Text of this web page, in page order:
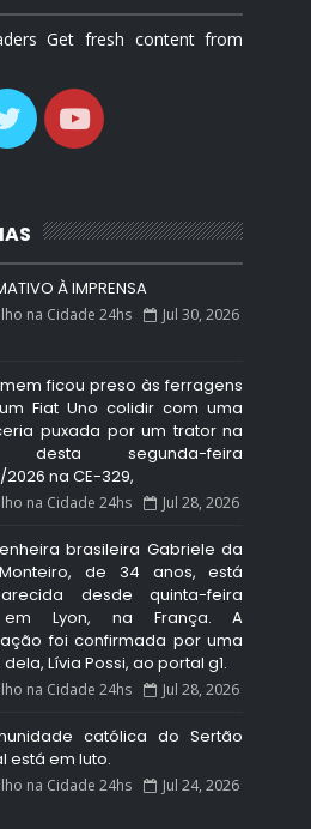
Get fresh content from
À IMPRENSA
na Cidade 24hs Jul 30, 2026
ficou preso às ferragens
Fiat Uno colidir com uma
puxada por um trator na
desta segunda-feira
na CE-329,
na Cidade 24hs Jul 28, 2026
brasileira Gabriele da
de 34 anos, está
desde quinta-feira
Lyon, na França. A
foi confirmada por uma
Lívia Possi, ao portal g1.
na Cidade 24hs Jul 28, 2026
católica do Sertão
está em luto.
na Cidade 24hs Jul 24, 2026